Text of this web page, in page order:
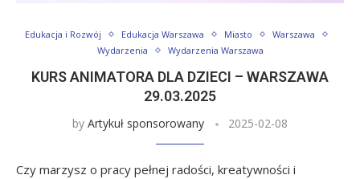
Edukacja i Rozwój Edukacja Warszawa Miasto
Warszawa
Wydarzenia
Wydarzenia Warszawa
KURS ANIMATORA DLA DZIECI – WARSZAWA
29.03.2025
by Artykuł sponsorowany 2025-02-08
Czy marzysz o pracy pełnej radości, kreatywności i